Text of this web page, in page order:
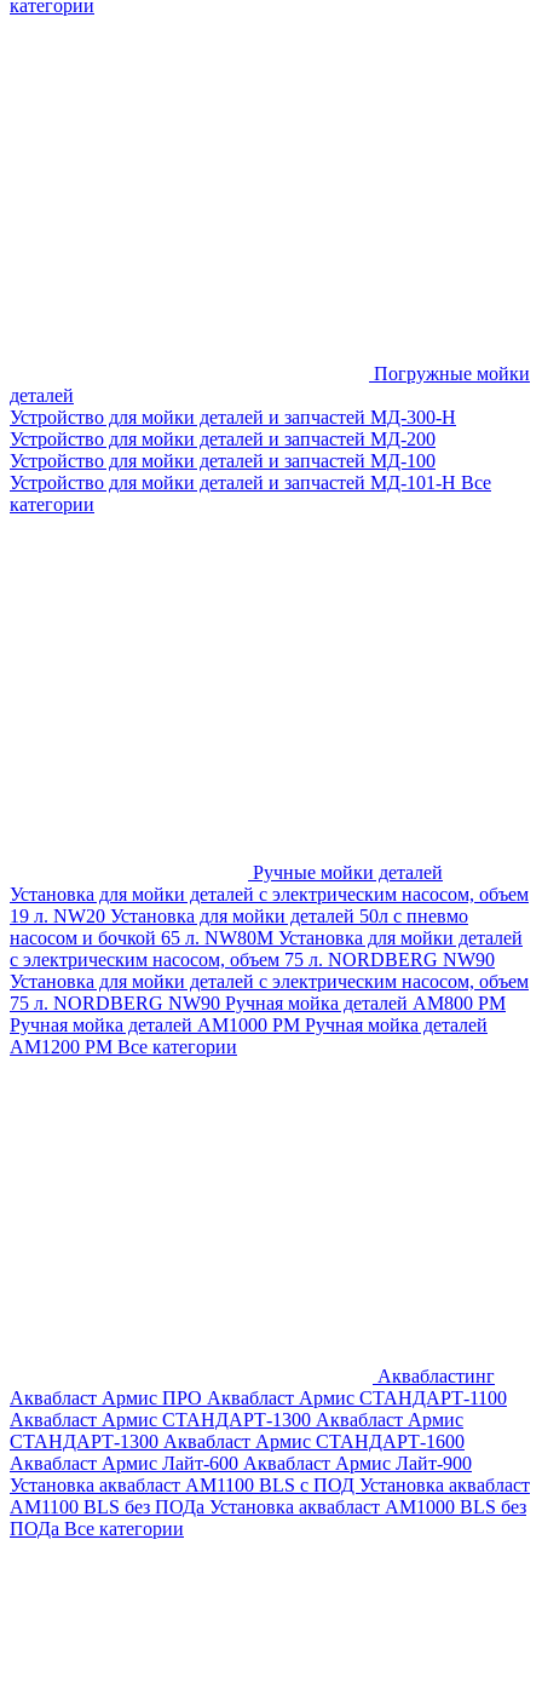
категории
Погружные мойки
деталей
Устройство для мойки деталей и запчастей МД-300-H
Устройство для мойки деталей и запчастей МД-200
Устройство для мойки деталей и запчастей МД-100
Устройство для мойки деталей и запчастей МД-101-Н Все
категории
Ручные мойки деталей
Установка для мойки деталей с электрическим насосом, объем
19 л. NW20 Установка для мойки деталей 50л с пневмо
насосом и бочкой 65 л. NW80M Установка для мойки деталей
с электрическим насосом, объем 75 л. NORDBERG NW90
Установка для мойки деталей с электрическим насосом, объем
75 л. NORDBERG NW90 Ручная мойка деталей АМ800 РМ
Ручная мойка деталей АМ1000 РМ Ручная мойка деталей
АМ1200 РМ Все категории
Аквабластинг
Аквабласт Армис ПРО Аквабласт Армис СТАНДАРТ-1100
Аквабласт Армис СТАНДАРТ-1300 Аквабласт Армис
СТАНДАРТ-1300 Аквабласт Армис СТАНДАРТ-1600
Аквабласт Армис Лайт-600 Аквабласт Армис Лайт-900
Установка аквабласт AM1100 BLS с ПОД Установка аквабласт
AM1100 BLS без ПОДа Установка аквабласт AM1000 BLS без
ПОДа Все категории